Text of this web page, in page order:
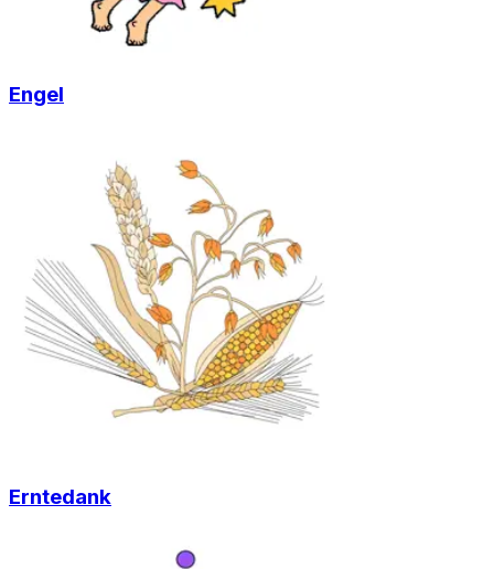
Engel
Erntedank